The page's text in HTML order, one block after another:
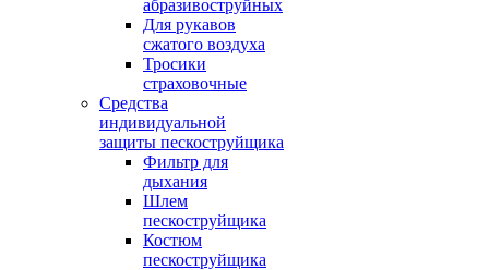
абразивоструйных
Для рукавов
сжатого воздуха
Тросики
страховочные
Средства
индивидуальной
защиты пескоструйщика
Фильтр для
дыхания
Шлем
пескоструйщика
Костюм
пескоструйщика